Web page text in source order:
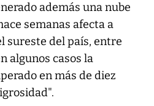
además una nube
semanas afecta a
sureste del país, entre
algunos casos la
en más de diez